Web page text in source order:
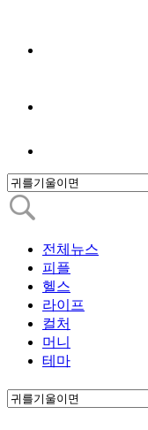
전체뉴스
피플
헬스
라이프
컬처
머니
테마